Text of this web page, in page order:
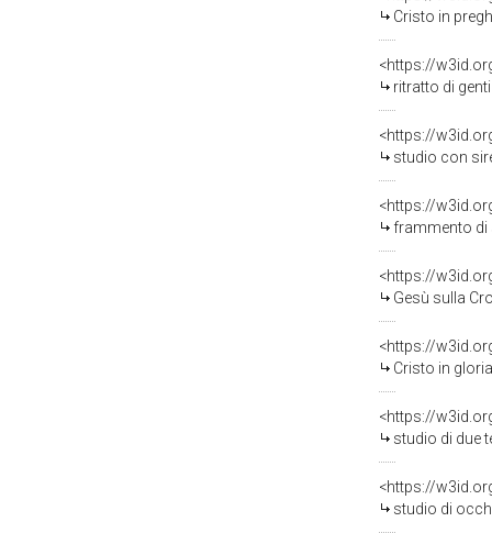
Cristo in preghiera
<https://
ritratto di
<https://
studio con sirena
<https://
frammento di
<https://
Gesù sulla
<https://
Cristo in gloria
<https://
studio di due
<https://
studio di occhi e